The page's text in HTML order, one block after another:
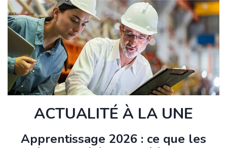
ACTUALITÉ À LA UNE
Apprentissage 2026 : ce que les